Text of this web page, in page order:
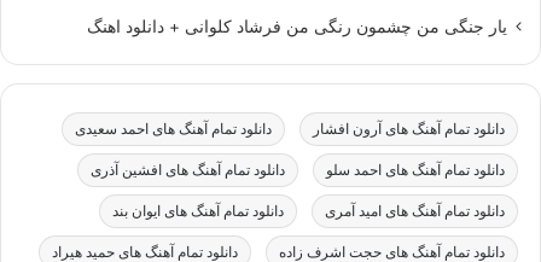
یار جنگی من چشمون رنگی من فرشاد کلوانی + دانلود اهنگ
دانلود تمام آهنگ های آرون افشار دانلود تمام آهنگ های احمد سعیدی
دانلود تمام آهنگ های احمد سلو دانلود تمام آهنگ های افشین آذری
دانلود تمام آهنگ های امید آمری دانلود تمام آهنگ های ایوان بند
دانلود تمام آهنگ های حجت اشرف زاده دانلود تمام آهنگ های حمید هیراد